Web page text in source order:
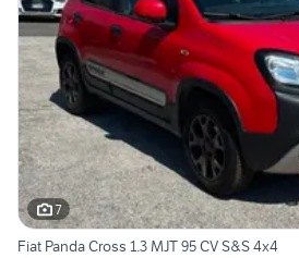
7
Fiat Panda Cross 1.3 MJT 95 CV S&S 4x4